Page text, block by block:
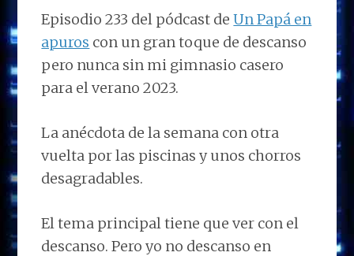
Episodio 233 del pódcast deUn Papá en
apuros con un gran toque de descanso
pero nunca sin mi gimnasio casero
para el verano 2023.
La anécdota de la semana con otra
vuelta por las piscinas y unos chorros
desagradables.
El tema principal tiene que ver con el
descanso. Pero yo no descanso en